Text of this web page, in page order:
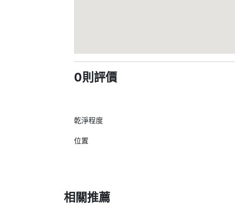
0則評價
乾淨程度
位置
相關推薦